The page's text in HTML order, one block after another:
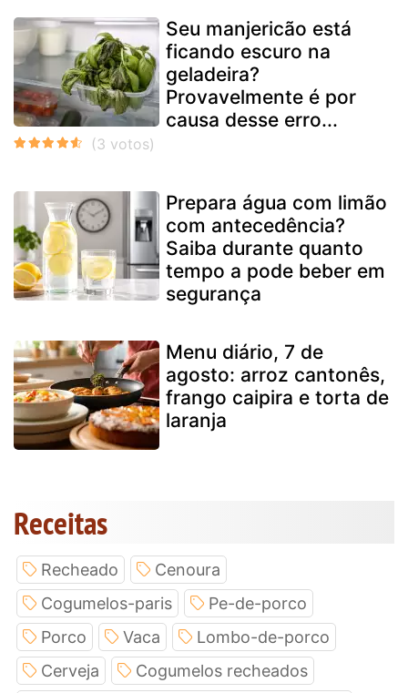
Seu manjericão está
ficando escuro na
geladeira?
Provavelmente é por
causa desse erro...
Prepara água com limão
com antecedência?
Saiba durante quanto
tempo a pode beber em
segurança
Menu diário, 7 de
agosto: arroz cantonês,
frango caipira e torta de
laranja
Receitas
Recheado
Cenoura
Cogumelos-paris
Pe-de-porco
Porco
Vaca
Lombo-de-porco
Cerveja
Cogumelos recheados